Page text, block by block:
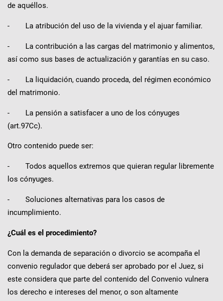
de aquéllos.
- La atribución del uso de la vivienda y el ajuar familiar.
- La contribución a las cargas del matrimonio y alimentos,
así como sus bases de actualización y garantías en su caso.
- La liquidación, cuando proceda, del régimen económico
del matrimonio.
- La pensión a satisfacer a uno de los cónyuges
(art.97Cc).
Otro contenido puede ser:
- Todos aquellos extremos que quieran regular libremente
los cónyuges.
- Soluciones alternativas para los casos de
incumplimiento.
¿Cuál es el procedimiento?
Con la demanda de separación o divorcio se acompaña el
convenio regulador que deberá ser aprobado por el Juez, si
este considera que parte del contenido del Convenio vulnera
los derecho e intereses del menor, o son altamente